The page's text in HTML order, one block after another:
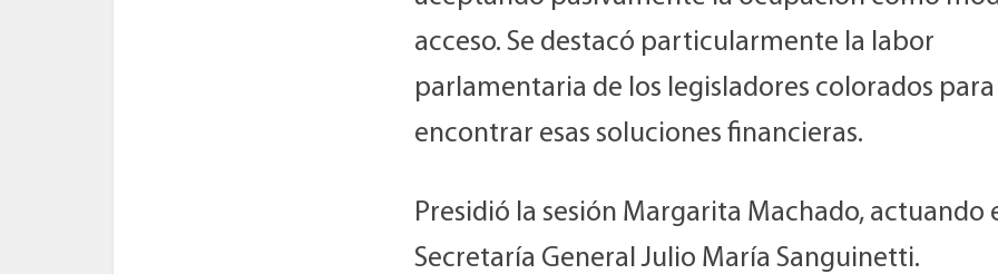
acceso. Se destacó particularmente la labor
parlamentaria de los legisladores colorados para
encontrar esas soluciones financieras.
Presidió la sesión Margarita Machado, actuando
Secretaría General Julio María Sanguinetti.